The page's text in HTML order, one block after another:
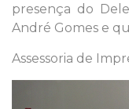
presença do
André Gomes e
Assessoria de